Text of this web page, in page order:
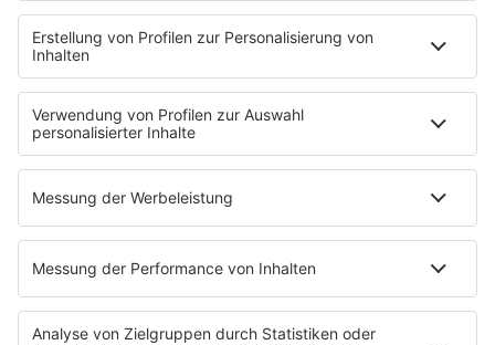
Backstagebereich
King of BOB
Beichtstuhl
Neuerscheinung
Newcomer
Konzertkalender
Festivals
Wacken Open Air